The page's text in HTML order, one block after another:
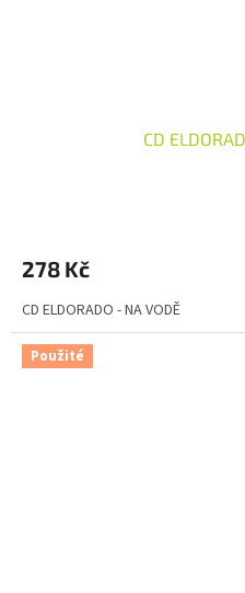
CD
278 Kč
CD ELDORADO - NA VODĚ
Použité